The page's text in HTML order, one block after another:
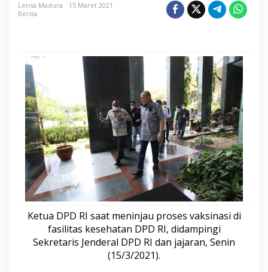
i
n
E
p
a
S
e
a
n
Lensa Madura
15 Maret 2021
Berita
Ketua DPD RI saat meninjau proses vaksinasi di
fasilitas kesehatan DPD RI, didampingi
Sekretaris Jenderal DPD RI dan jajaran, Senin
(15/3/2021).